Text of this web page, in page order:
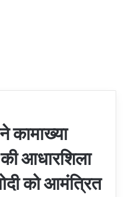
कामाख्या
की आधारशिला
को आमंत्रित